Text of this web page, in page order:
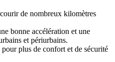
de nombreux kilomètres
bonne accélération et une
et périurbains.
plus de confort et de sécurité